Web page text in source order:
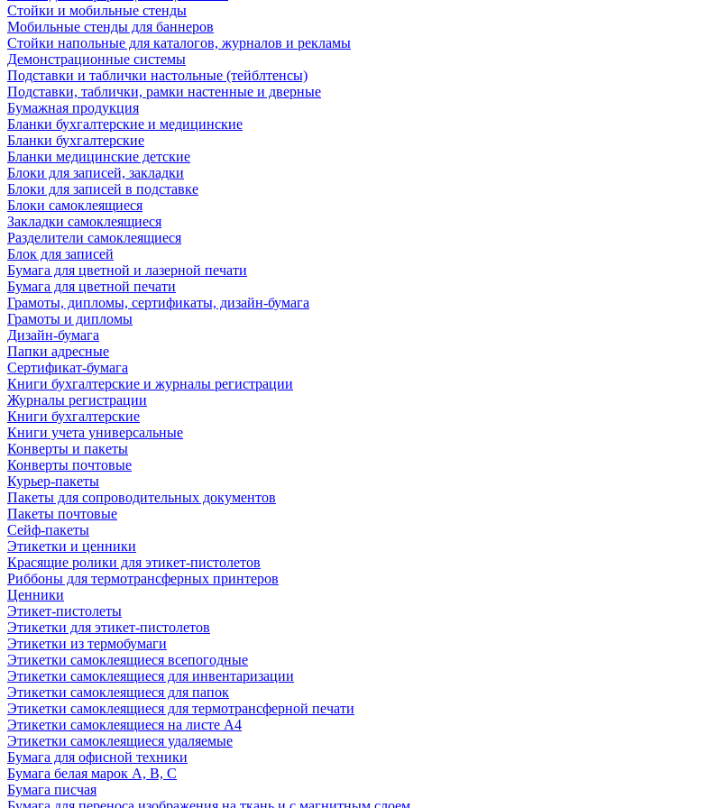
Стойки и мобильные стенды
Мобильные стенды для баннеров
Стойки напольные для каталогов, журналов и рекламы
Демонстрационные системы
Подставки и таблички настольные (тейблтенсы)
Подставки, таблички, рамки настенные и дверные
Бумажная продукция
Бланки бухгалтерские и медицинские
Бланки бухгалтерские
Бланки медицинские детские
Блоки для записей, закладки
Блоки для записей в подставке
Блоки самоклеящиеся
Закладки самоклеящиеся
Разделители самоклеящиеся
Блок для записей
Бумага для цветной и лазерной печати
Бумага для цветной печати
Грамоты, дипломы, сертификаты, дизайн-бумага
Грамоты и дипломы
Дизайн-бумага
Папки адресные
Сертификат-бумага
Книги бухгалтерские и журналы регистрации
Журналы регистрации
Книги бухгалтерские
Книги учета универсальные
Конверты и пакеты
Конверты почтовые
Курьер-пакеты
Пакеты для сопроводительных документов
Пакеты почтовые
Сейф-пакеты
Этикетки и ценники
Красящие ролики для этикет-пистолетов
Риббоны для термотрансферных принтеров
Ценники
Этикет-пистолеты
Этикетки для этикет-пистолетов
Этикетки из термобумаги
Этикетки самоклеящиеся всепогодные
Этикетки самоклеящиеся для инвентаризации
Этикетки самоклеящиеся для папок
Этикетки самоклеящиеся для термотрансферной печати
Этикетки самоклеящиеся на листе А4
Этикетки самоклеящиеся удаляемые
Бумага для офисной техники
Бумага белая марок А, В, С
Бумага писчая